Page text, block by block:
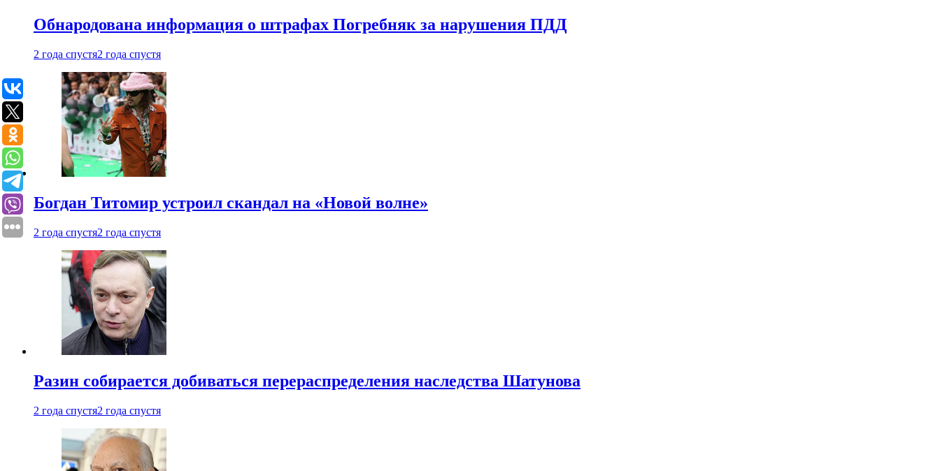
Обнародована информация о штрафах Погребняк за нарушения ПДД
2 года спустя2 года спустя
Богдан Титомир устроил скандал на «Новой волне»
2 года спустя2 года спустя
Разин собирается добиваться перераспределения наследства Шатунова
2 года спустя2 года спустя